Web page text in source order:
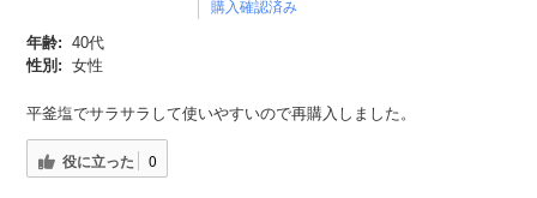
購入確認済み
年齢: 40代
性別: 女性
平釜塩でサラサラして使いやすいので再購入しました。
役に立った 0
300
300